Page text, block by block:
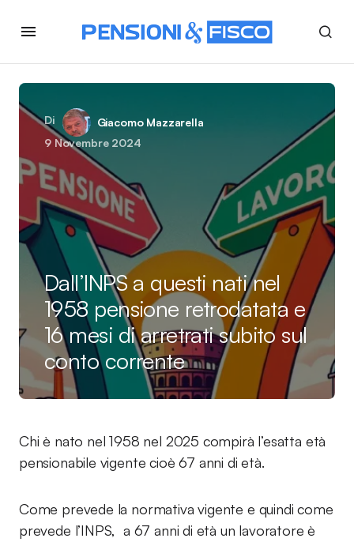
Di
Giacomo Mazzarella
9 Novembre 2024
Dall’INPS a questi nati nel
1958 pensione retrodatata e
16 mesi di arretrati subito sul
conto corrente
Chi è nato nel 1958 nel 2025 compirà l’esatta età
pensionabile vigente cioè 67 anni di età.
Come prevede la normativa vigente e quindi come
prevede l’INPS, a 67 anni di età un lavoratore è